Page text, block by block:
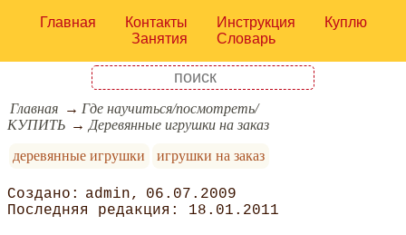
Главная Контакты Инструкция
Куплю
Занятия
Словарь
Главная
Где научиться/посмотреть/
КУПИТЬ
Деревянные игрушки на заказ
деревянные игрушки
игрушки на заказ
admin
06.07.2009
18.01.2011